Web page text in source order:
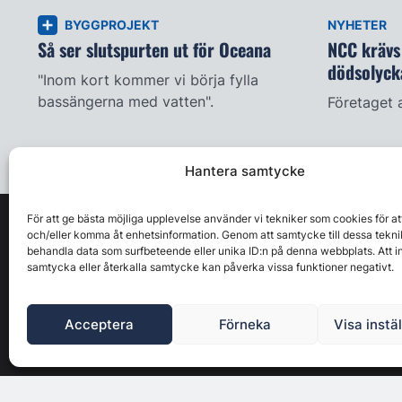
Hantera samtycke
För att ge bästa möjliga upplevelse använder vi tekniker som cookies för
och/eller komma åt enhetsinformation. Genom att samtycke till dessa
behandla data som surfbeteende eller unika ID:n på denna webbplats. Att
samtycka eller återkalla samtycke kan påverka vissa funktioner negativt.
Acceptera Förneka Visa
BYGGPROJEKT
Så ser slutspurten ut för Oceana
"Inom kort kommer vi börja fylla
bassängerna med vatten".
NYHETER
NCC
Företaget